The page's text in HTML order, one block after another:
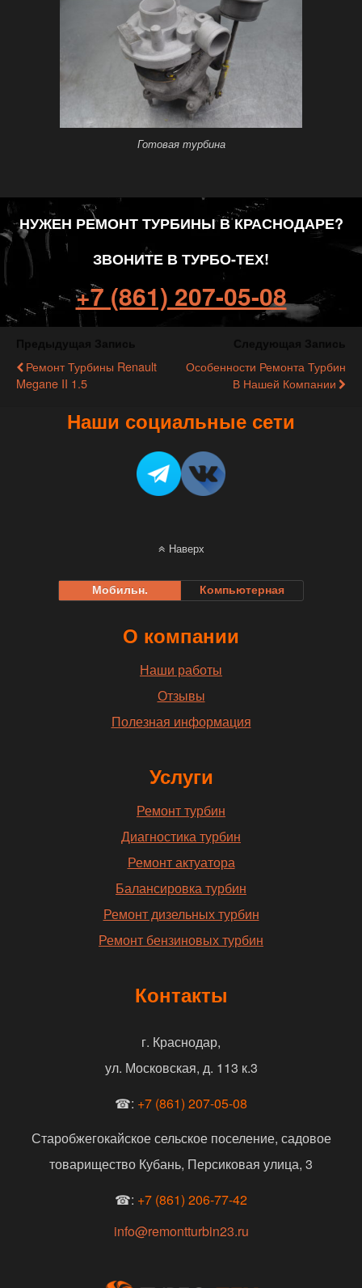
Готовая турбина
НУЖЕН РЕМОНТ ТУРБИНЫ В КРАСНОДАРЕ?
ЗВОНИТЕ В ТУРБО-ТЕХ!
+7 (861) 207-05-08
Ремонт Турбины Renault
Megane II 1.5
Особенности Ремонта Турбин
В Нашей Компании
Наши социальные сети
Наверх
Мобильн. Компьютерная
О компании
Наши работы
Отзывы
Полезная информация
Услуги
Ремонт турбин
Диагностика турбин
Ремонт актуатора
Балансировка турбин
Ремонт дизельных турбин
Ремонт бензиновых турбин
Контакты
г. Краснодар,
ул. Московская, д. 113 к.3
☎: +7 (861) 207-05-08
Старобжегокайское сельское поселение, садовое
товарищество Кубань, Персиковая улица, 3
☎: +7 (861) 206-77-42
info@remontturbin23.ru